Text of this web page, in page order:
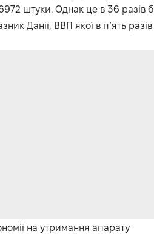
штуки. Однак це в 36 разів
Данії, ВВП якої в п’ять
на утримання апарату